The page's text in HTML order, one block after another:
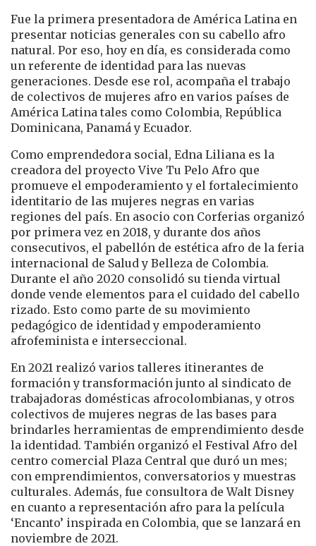
Fue la primera presentadora de América Latina en
presentar noticias generales con su cabello afro
natural. Por eso, hoy en día, es considerada como
un referente de identidad para las nuevas
generaciones. Desde ese rol, acompaña el trabajo
de colectivos de mujeres afro en varios países de
América Latina tales como Colombia, República
Dominicana, Panamá y Ecuador.
Como emprendedora social, Edna Liliana es la
creadora del proyecto Vive Tu Pelo Afro que
promueve el empoderamiento y el fortalecimiento
identitario de las mujeres negras en varias
regiones del país. En asocio con Corferias organizó
por primera vez en 2018, y durante dos años
consecutivos, el pabellón de estética afro de la feria
internacional de Salud y Belleza de Colombia.
Durante el año 2020 consolidó su tienda virtual
donde vende elementos para el cuidado del cabello
rizado. Esto como parte de su movimiento
pedagógico de identidad y empoderamiento
afrofeminista e interseccional.
En 2021 realizó varios talleres itinerantes de
formación y transformación junto al sindicato de
trabajadoras domésticas afrocolombianas, y otros
colectivos de mujeres negras de las bases para
brindarles herramientas de emprendimiento desde
la identidad. También organizó el Festival Afro del
centro comercial Plaza Central que duró un mes;
con emprendimientos, conversatorios y muestras
culturales. Además, fue consultora de Walt Disney
en cuanto a representación afro para la película
‘Encanto’ inspirada en Colombia, que se lanzará en
noviembre de 2021.